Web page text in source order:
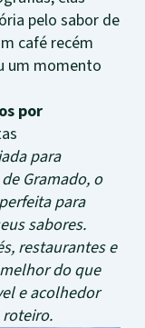
pelo sabor de
café recém
um momento
por
para
Gramado, o
para
sabores.
restaurantes e
do que
e acolhedor